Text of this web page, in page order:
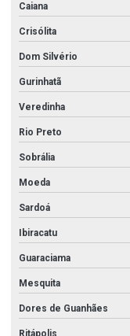
Caiana
Crisólita
Dom Silvério
Gurinhatã
Veredinha
Rio Preto
Sobrália
Moeda
Sardoá
Ibiracatu
Guaraciama
Mesquita
Dores de Guanhães